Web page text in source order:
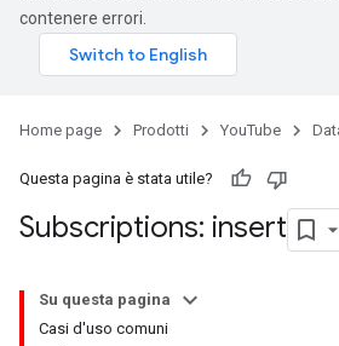
contenere errori.
Home page Prodotti YouTube
Questa pagina è stata utile?
Subscriptions: insert
Su questa pagina
Casi d'uso comuni